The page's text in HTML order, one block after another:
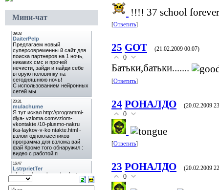
Мини-чат !!!! 37 school
[Ответить]
25 GOT (21.02.2009 00:07)
0
Батьки,батьки.......
[Ответить]
24 РОНАЛДО (20.02.2009
0
[Ответить]
23 РОНАЛДО (20.02.2009
0